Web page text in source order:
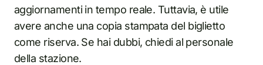
aggiornamenti in tempo reale. Tuttavia, è utile
avere anche una copia stampata del biglietto
come riserva. Se hai dubbi, chiedi al personale
della stazione.